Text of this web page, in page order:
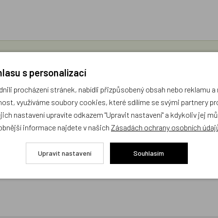
s výběrem (Po–Pá, 10–17 hod).
výhradně názory a stanoviska zákazníků. Provozovatel e-shopu
s personalizací
procházení stránek, nabídli přizpůsobený obsah nebo reklamu
využíváme soubory cookies, které sdílíme se svými partnery
nastavení upravíte odkazem "Upravit nastavení" a kdykoliv jej
informace najdete v našich Zásadách ochrany osobních
Upravit nastavení Souhlasím